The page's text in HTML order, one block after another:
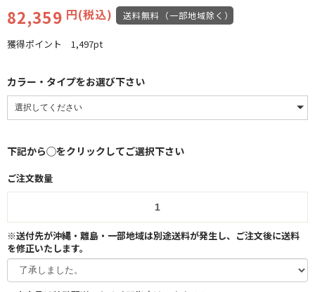
rating
82,359 円(税込) 送料無料（一部地域除く）
獲得ポイント 1,497pt
カラー・タイプをお選び下さい
下記から◯をクリックしてご選択下さい
ご注文数量
※送付先が沖縄・離島・一部地域は別途送料が発生し、ご注文後に送料
を修正いたします。